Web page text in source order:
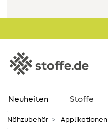
Neuheiten Stoffe
Nähzubehör Applikationen